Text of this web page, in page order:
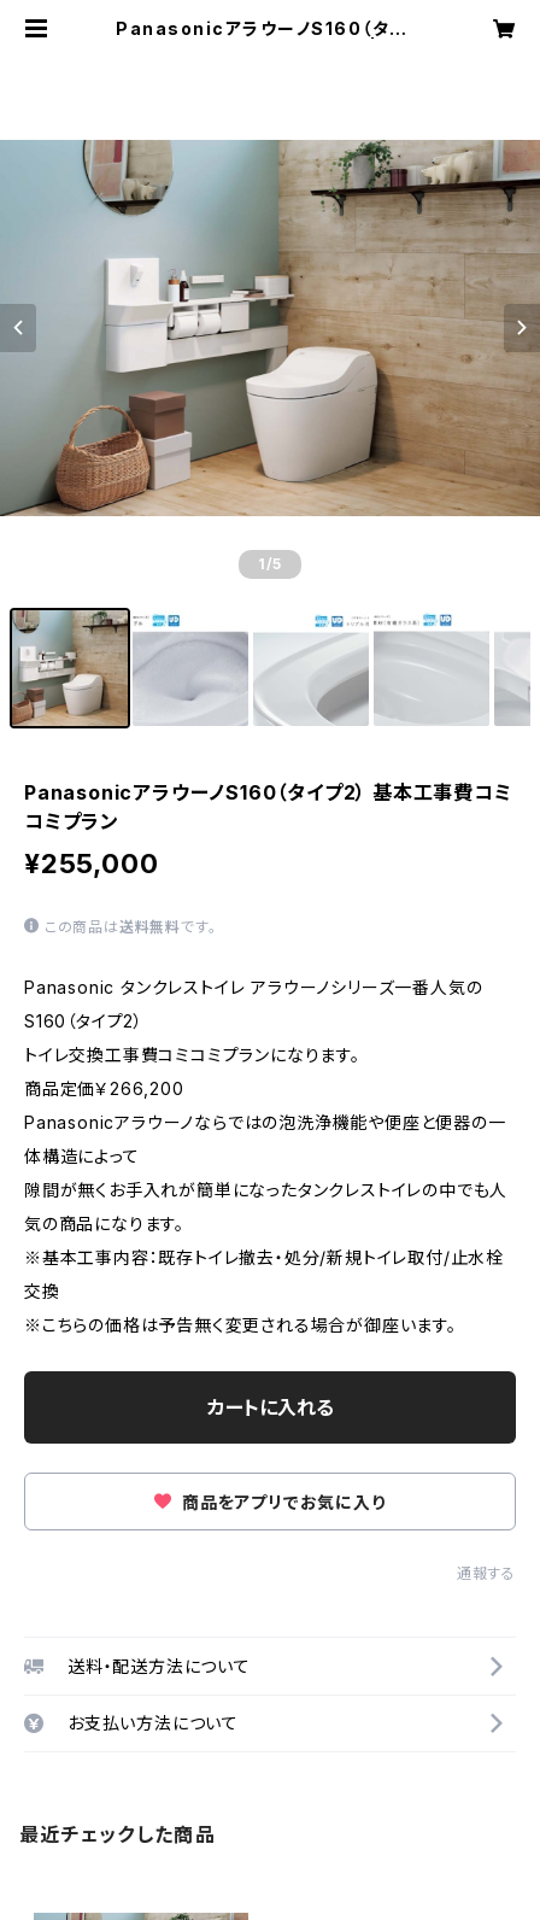
PanasonicアラウーノS160（タイプ
1 /5
PanasonicアラウーノS160（タイプ2） 基本工事費コミ
コミプラン
¥255,000
この商品は送料無料です。
Panasonic タンクレストイレ アラウーノシリーズ一番人気の
S160（タイプ2）
トイレ交換工事費コミコミプランになります。
商品定価￥266,200
Panasonicアラウーノならではの泡洗浄機能や便座と便器の一
体構造によって
隙間が無くお手入れが簡単になったタンクレストイレの中でも人
気の商品になります。
※基本工事内容：既存トイレ撤去・処分/新規トイレ取付/止水栓
交換
※こちらの価格は予告無く変更される場合が御座います。
カートに入れる
商品をアプリでお気に入り
通報する
送料・配送方法について
お支払い方法について
最近チェックした商品